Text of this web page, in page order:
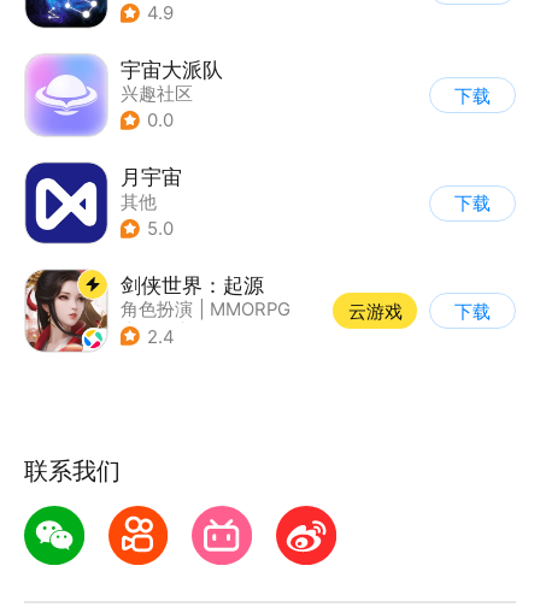
4.9
宇宙大派队
兴趣社区
0.0
下载
月宇宙
其他
5.0
下载
剑侠世界：起源
角色扮演
MMORPG
| 武侠
2.4
云游戏 下载
联系我们